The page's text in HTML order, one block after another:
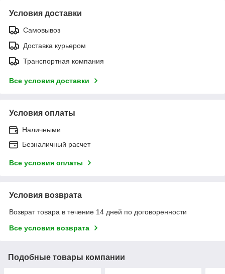
Условия доставки
Самовывоз
Доставка курьером
Транспортная компания
Все условия доставки
Условия оплаты
Наличными
Безналичный расчет
Все условия оплаты
Условия возврата
Возврат товара в течение 14 дней по договоренности
Все условия возврата
Подобные товары компании